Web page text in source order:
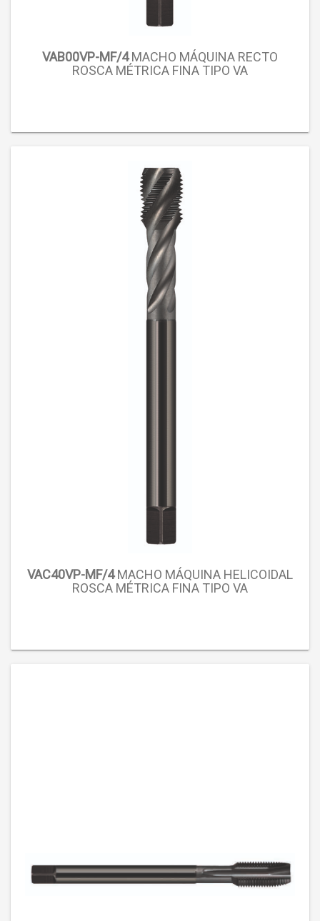
VAB00VP-MF/4MACHO MÁQUINA RECTO
ROSCA MÉTRICA FINA TIPO VA
VAC40VP-MF/4MACHO MÁQUINA HELICOIDAL
ROSCA MÉTRICA FINA TIPO VA